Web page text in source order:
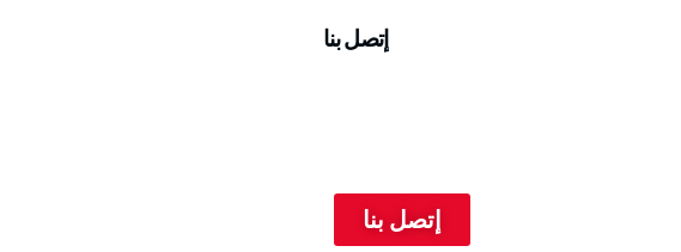
إتصل بنا
إتصل بنا